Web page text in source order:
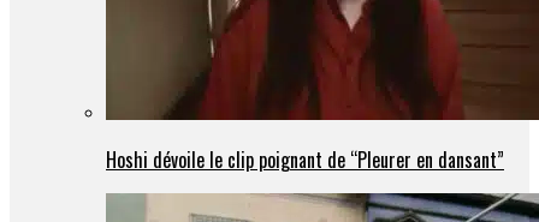
Hoshi dévoile le clip poignant de “Pleurer en dansant”